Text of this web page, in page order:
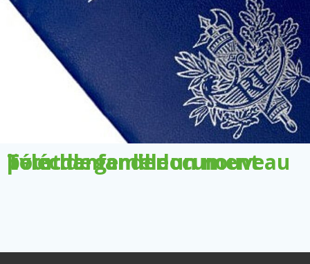
Télécharger le document pour demander un nouveau livret de famille